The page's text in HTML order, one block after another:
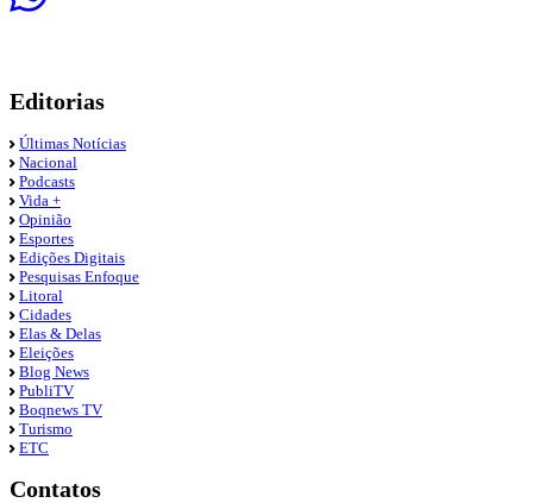
Editorias
Últimas Notícias
Nacional
Podcasts
Vida +
Opinião
Esportes
Edições Digitais
Pesquisas Enfoque
Litoral
Cidades
Elas & Delas
Eleições
Blog News
PubliTV
Boqnews TV
Turismo
ETC
Contatos